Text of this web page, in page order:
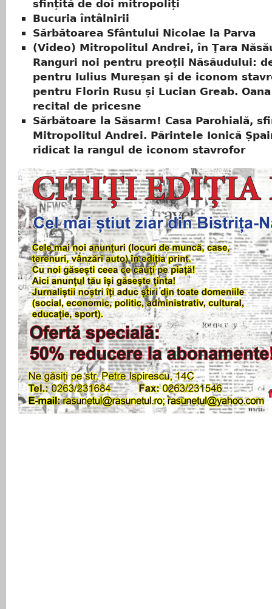
sfințită de doi mitropoliți
Bucuria întâlnirii
Sărbătoarea Sfântului Nicolae la Parva
(Video) Mitropolitul Andrei, în Ţara
Ranguri noi pentru preoţii Năsăudului:
pentru Iulius Mureșan şi de iconom
pentru Florin Rusu și Lucian Greab.
recital de pricesne
Sărbătoare la Săsarm! Casa Parohială,
Mitropolitul Andrei. Părintele Ionică
ridicat la rangul de iconom stavrofor